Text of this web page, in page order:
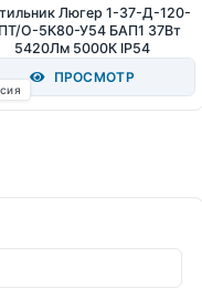
Люгер 1-37-Д-120-
О-5К80-У54 БАП1 37Вт
5420Лм 5000К IP54
ПРОСМОТР